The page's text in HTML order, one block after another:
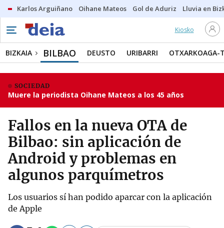
Karlos Arguiñano Oihane Mateos Gol de Aduriz Lluvia en
Kiosko
BIZKAIA BILBAO DEUSTO URIBARRI OTXARKOAGA-
SOCIEDAD
Muere la periodista Oihane Mateos a los 45 años
Fallos en la nueva OTA de
Bilbao: sin aplicación de
Android y problemas en
algunos parquímetros
Los usuarios sí han podido aparcar con la aplicación
de Apple